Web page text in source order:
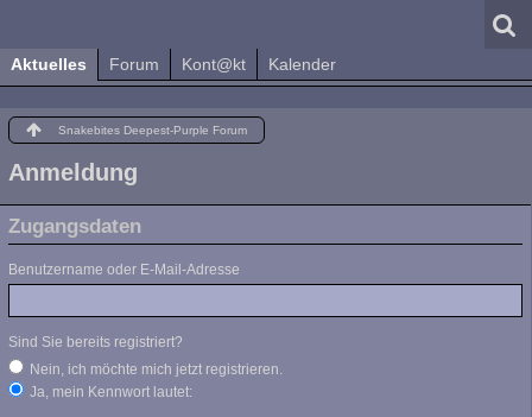
Aktuelles Forum Kont@kt Kalender
Snakebites Deepest-Purple Forum
Anmeldung
Zugangsdaten
Benutzername oder E-Mail-Adresse
Sind Sie bereits registriert?
Nein, ich möchte mich jetzt registrieren.
Ja, mein Kennwort lautet: